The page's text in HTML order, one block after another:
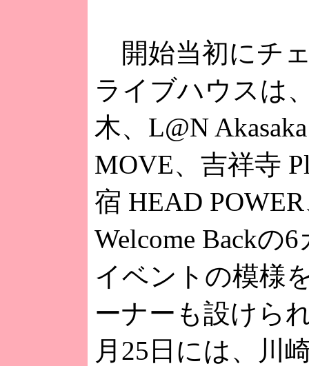
開始当初にチ
ライブハウスは
木、L@N
MOVE、吉祥寺
宿 HEAD
Welcome Backの
イベントの模様
ーナーも設けら
月25日には、川